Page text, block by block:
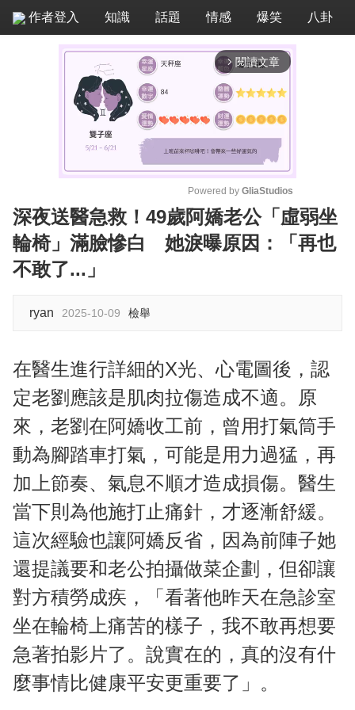
作者登入 知識 話題 情感 爆笑 八卦
arrow_forward_ios 閱讀文章
M
u
t
Powered by GliaStudios
深夜送醫急救！49歲阿嬌老公「虛弱坐
輪椅」滿臉慘白 她淚曝原因：「再也
不敢了...」
ryan 2025-10-09 檢舉
在醫生進行詳細的X光、心電圖後，認
定老劉應該是肌肉拉傷造成不適。原
來，老劉在阿嬌收工前，曾用打氣筒手
動為腳踏車打氣，可能是用力過猛，再
加上節奏、氣息不順才造成損傷。醫生
當下則為他施打止痛針，才逐漸舒緩。
這次經驗也讓阿嬌反省，因為前陣子她
還提議要和老公拍攝做菜企劃，但卻讓
對方積勞成疾，「看著他昨天在急診室
坐在輪椅上痛苦的樣子，我不敢再想要
急著拍影片了。說實在的，真的沒有什
麼事情比健康平安更重要了」。